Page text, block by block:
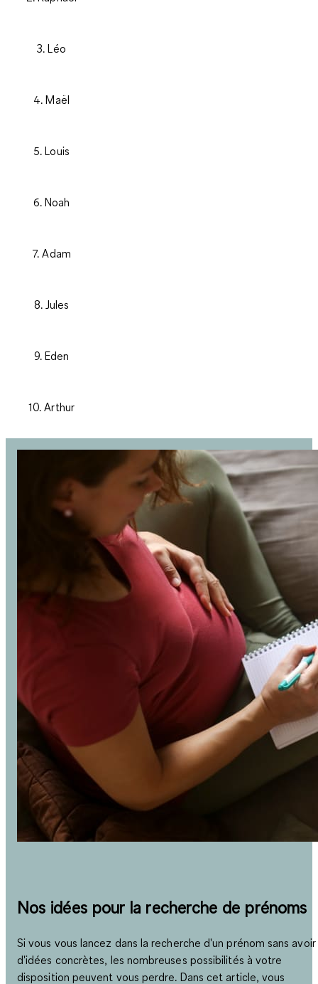
3. Léo
4. Maël
5. Louis
6. Noah
7. Adam
8. Jules
9. Eden
10. Arthur
Nos idées pour la recherche de prénoms
Si vous vous lancez dans la recherche d'un prénom sans avoir
d'idées concrètes, les nombreuses possibilités à votre
disposition peuvent vous perdre. Dans cet article, vous